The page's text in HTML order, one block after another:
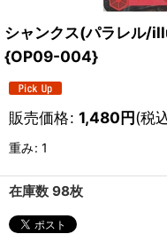
シャンクス(パラレル/
{OP09-004}
販売価格: 1,480円(税
重み: 1
在庫数 98枚